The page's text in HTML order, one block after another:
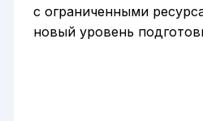
с ограниченными
новый уровень